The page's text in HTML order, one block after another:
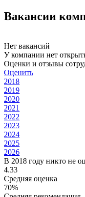
Вакансии
Нет вакансий
У компании нет
Оценки и отзывы
Оценить
2018
2019
2020
2021
2022
2023
2024
2025
2026
В 2018 году никто не
4.33
Средняя оценка
70%